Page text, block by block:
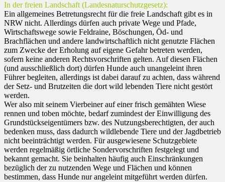
In der freien Landschaft (Landesnaturschutzgesetz):
Ein allgemeines Betretungsrecht für die freie Landschaft gibt es in
NRW nicht. Allerdings dürfen auch private Wege und Pfade,
Wirtschaftswege sowie Feldraine, Böschungen, Öd- und
Brachflächen und andere landwirtschaftlich nicht genutzte Flächen
zum Zwecke der Erholung auf eigene Gefahr betreten werden,
sofern keine anderen Rechtsvorschriften gelten. Auf diesen Flächen
(und ausschließlich dort) dürfen Hunde auch unangeleint ihren
Führer begleiten, allerdings ist dabei darauf zu achten, dass während
der Setz- und Brutzeiten die dort wild lebenden Tiere nicht gestört
werden.
Wer also mit seinem Vierbeiner auf einer frisch gemähten Wiese
rennen und toben möchte, bedarf zumindest der Einwilligung des
Grundstückseigentümers bzw. des Nutzungsberechtigten, der auch
bedenken muss, dass dadurch wildlebende Tiere und der Jagdbetrieb
nicht beeinträchtigt werden. Für ausgewiesene Schutzgebiete
werden regelmäßig örtliche Sondervorschriften festgelegt und
bekannt gemacht. Sie beinhalten häufig auch Einschränkungen
bezüglich der zu nutzenden Wege und Flächen und können
bestimmen, dass Hunde nur angeleint mitgeführt werden dürfen.